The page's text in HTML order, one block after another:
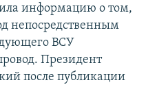
информацию о том,
непосредственным
ВСУ
Президент
после публикации